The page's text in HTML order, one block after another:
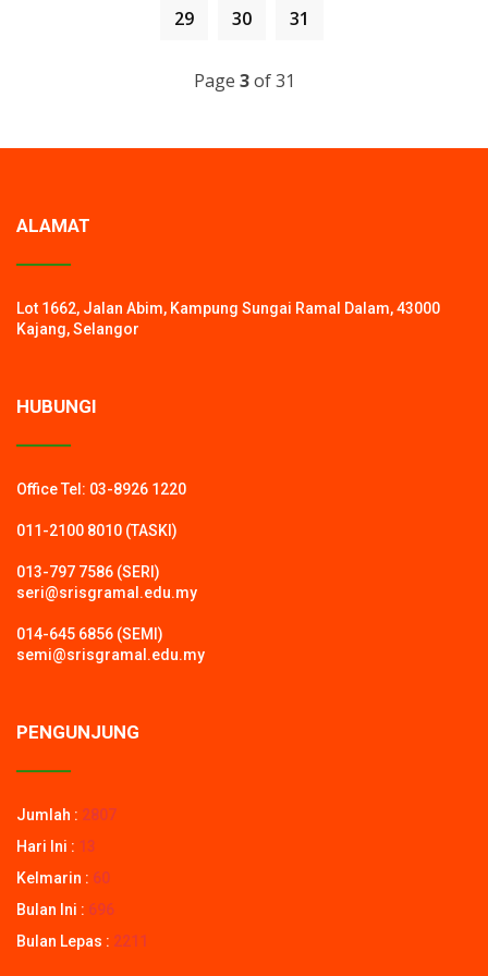
JAGA KESELAMATAN & SEMANGAT KESUKANAN
29
30 31
Page 3of 31
ALAMAT
Lot 1662, Jalan Abim, Kampung Sungai Ramal Dalam, 43000
Kajang, Selangor
HUBUNGI
Office Tel: 03-8926 1220
011-2100 8010 (TASKI)
013-797 7586 (SERI)
seri@srisgramal.edu.my
014-645 6856 (SEMI)
semi@srisgramal.edu.my
PENGUNJUNG
Jumlah : 2807
Hari Ini : 13
Kelmarin : 60
Bulan Ini : 696
Bulan Lepas : 2211